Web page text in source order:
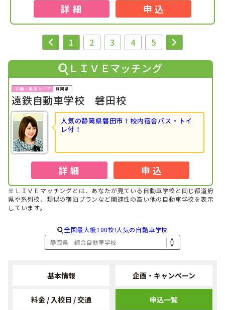
詳 細 申 込
1 2 3 4 5
ＬＩＶＥマッチング
静岡県
遠鉄自動車学校 磐田校
人気の静岡県磐田市！校内宿舎バス・トイ
レ付！
詳 細 申 込
※ＬＩＶＥマッチングとは、あなたが見ている自動車学校と同じ都道府
県や系列校、類似の宿泊プランなど関連性の高い他の自動車学校を表示
しています。
全国最大級100校!人気の自動車学校
基本情報 企画・キャンペーン
料金 / 入校日 / 交通 申込一覧